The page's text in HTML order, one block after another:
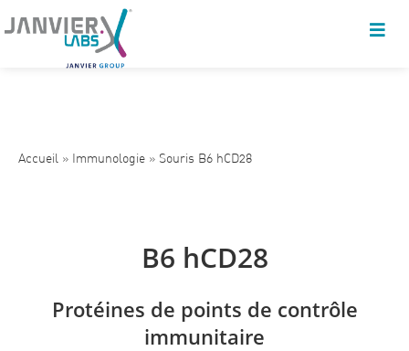
Accueil » Immunologie » Souris B6 hCD28
B6 hCD28
Protéines de points de contrôle
immunitaire